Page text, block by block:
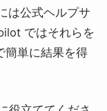
は公式ヘルプサ
ではそれらを
簡単に結果を得